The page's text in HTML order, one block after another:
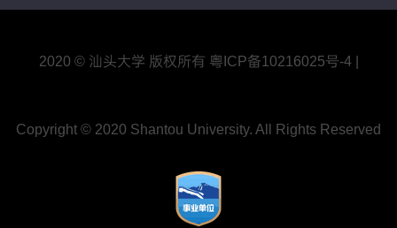
2020 © 汕头大学 版权所有 粤ICP备10216025号-4|
Copyright © 2020 Shantou University. All Rights Reserved